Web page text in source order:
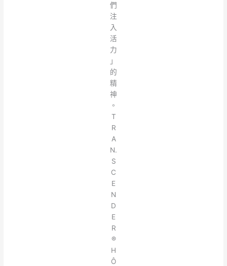
們
注
入
活
力
」
的
精
神
。
T
R
A
N.
S
C
E
N
D
E
R
®
H
Ô